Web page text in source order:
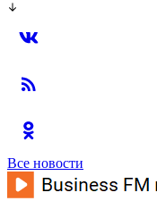
Все новости